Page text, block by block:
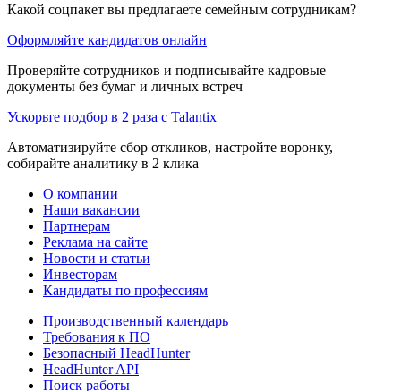
Какой соцпакет вы предлагаете семейным сотрудникам?
Оформляйте кандидатов онлайн
Проверяйте сотрудников и подписывайте кадровые
документы без бумаг и личных встреч
Ускорьте подбор в 2 раза с Talantix
Автоматизируйте сбор откликов, настройте воронку,
собирайте аналитику в 2 клика
О компании
Наши вакансии
Партнерам
Реклама на сайте
Новости и статьи
Инвесторам
Кандидаты по профессиям
Производственный календарь
Требования к ПО
Безопасный HeadHunter
HeadHunter API
Поиск работы